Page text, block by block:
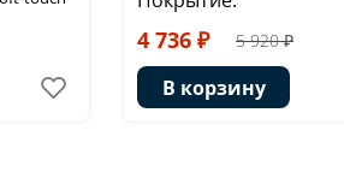
4 736 ₽ 5 920 ₽
В корзину